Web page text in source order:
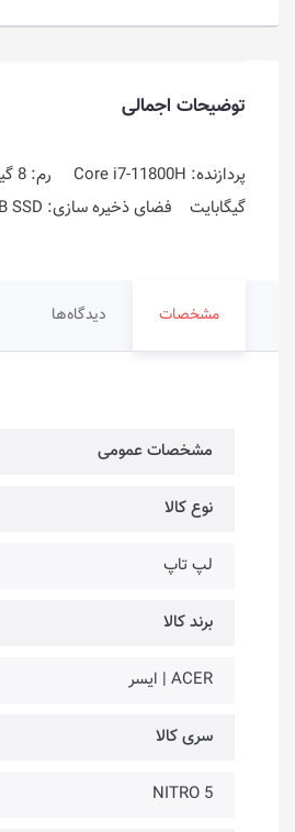
توضیحات اجمالی
گیگابایت فضای ذخیره سازی: 512GB SSD
مشخصات دیدگاه‌ها
مشخصات عمومی
نوع کالا
لپ تاپ
برند کالا
ACER | ایسر
سری کالا
NITRO 5